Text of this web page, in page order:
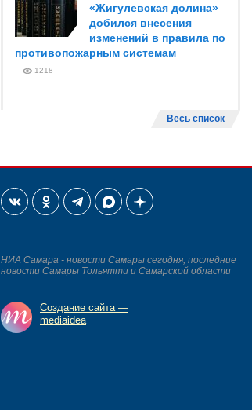
«Жигулевская долина»
добился внесения
изменений в правила по
противопожарным системам
1218
Весь список
НИА Самара - новости Самары сегодня, последние
новости Самары Тольятти и Самарской области
Создание сайта —
mediaidea